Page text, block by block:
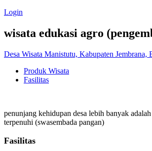
Login
wisata edukasi agro
Desa Wisata Manistutu, Kabupaten Jembrana,
Produk Wisata
Fasilitas
penunjang kehidupan desa lebih banyak
terpenuhi (swasembada pangan)
Fasilitas